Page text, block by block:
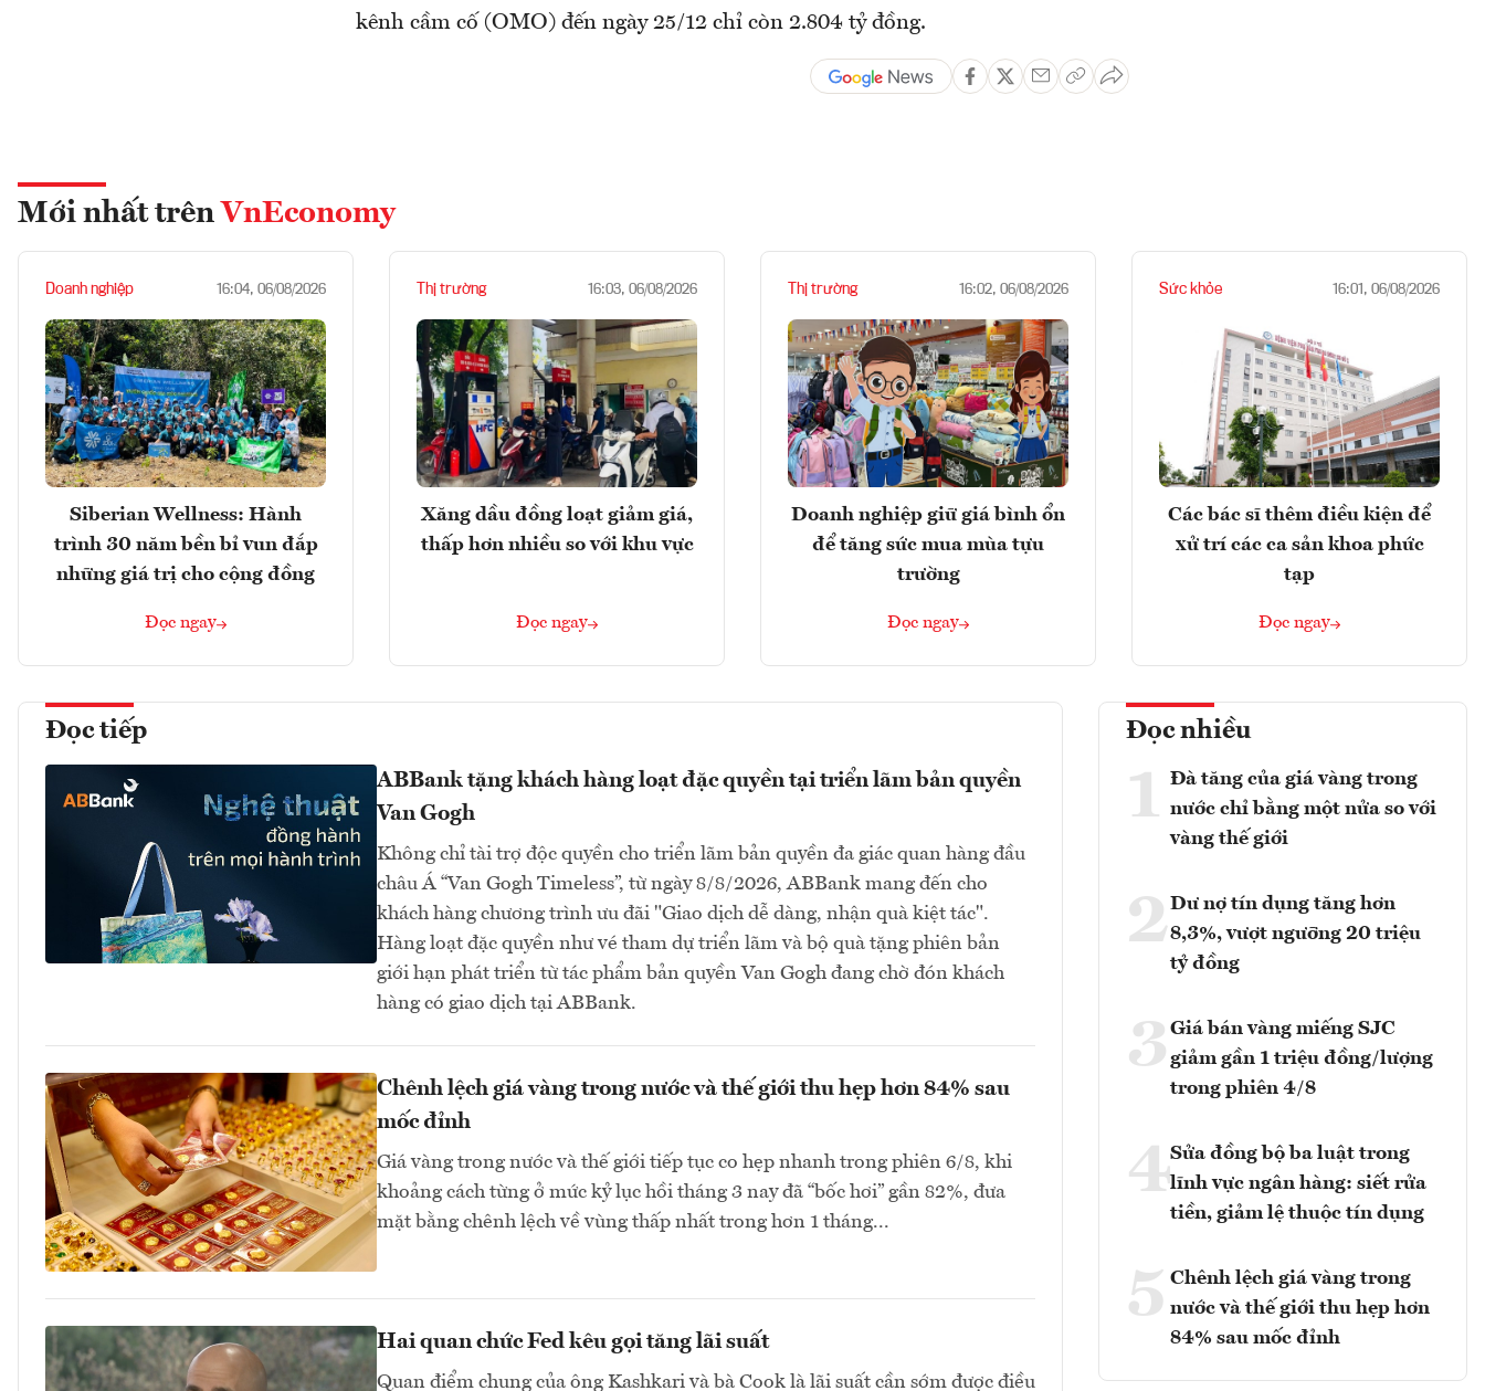
kênh cầm cố (OMO) đến ngày 25/12 chỉ còn 2.804 tỷ đồng.
Mới nhất trên VnEconomy
Doanh nghiệp 16:04, 06/08/2026
Siberian Wellness: Hành
trình 30 năm bền bỉ vun đắp
những giá trị cho cộng đồng
Đọc ngay
Thị trường 16:03, 06/08/2026
Xăng dầu đồng loạt giảm giá,
thấp hơn nhiều so với khu vực
Đọc ngay
Thị trường 16:02, 06/08/2026
Doanh nghiệp giữ giá bình ổn
để tăng sức mua mùa tựu
trường
Đọc ngay
Sức khỏe 16:01, 06/08/2026
Các bác sĩ thêm điều kiện để
xử trí các ca sản khoa phức
tạp
Đọc ngay
Đọc tiếp
ABBank tặng khách hàng loạt đặc quyền tại triển lãm bản quyền
Van Gogh
Không chỉ tài trợ độc quyền cho triển lãm bản quyền đa giác quan hàng đầu
châu Á “Van Gogh Timeless”, từ ngày 8/8/2026, ABBank mang đến cho
khách hàng chương trình ưu đãi "Giao dịch dễ dàng, nhận quà kiệt tác".
Hàng loạt đặc quyền như vé tham dự triển lãm và bộ quà tặng phiên bản
giới hạn phát triển từ tác phẩm bản quyền Van Gogh đang chờ đón khách
hàng có giao dịch tại ABBank.
Chênh lệch giá vàng trong nước và thế giới thu hẹp hơn 84% sau
mốc đỉnh
Giá vàng trong nước và thế giới tiếp tục co hẹp nhanh trong phiên 6/8, khi
khoảng cách từng ở mức kỷ lục hồi tháng 3 nay đã “bốc hơi” gần 82%, đưa
mặt bằng chênh lệch về vùng thấp nhất trong hơn 1 tháng...
Hai quan chức Fed kêu gọi tăng lãi suất
Quan điểm chung của ông Kashkari và bà Cook là lãi suất cần sớm được điều
Đọc nhiều
1 Đà tăng của giá vàng trong
nước chỉ bằng một nửa so với
vàng thế giới
2Dư nợ tín dụng tăng hơn
8,3%, vượt ngưỡng 20 triệu
tỷ đồng
3 Giá bán vàng miếng SJC
giảm gần 1 triệu đồng/lượng
trong phiên 4/8
4Sửa đồng bộ ba luật trong
lĩnh vực ngân hàng: siết rửa
tiền, giảm lệ thuộc tín dụng
5 Chênh lệch giá vàng trong
nước và thế giới thu hẹp hơn
84% sau mốc đỉnh